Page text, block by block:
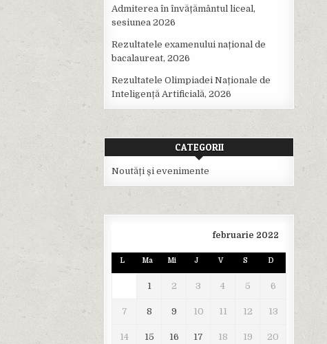
Admiterea în învățământul liceal,
sesiunea 2026
Rezultatele examenului național de
bacalaureat, 2026
Rezultatele Olimpiadei Naționale de
Inteligență Artificială, 2026
CATEGORII
Noutăți și evenimente
februarie 2022
L Ma Mi J V S D
1 2 3 4 5 6
7 8 9 10 11 12 13
14 15 16 17 18 19 20